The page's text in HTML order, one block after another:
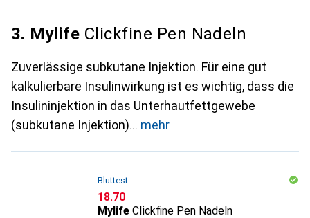
3. Mylife Clickfine Pen Nadeln
Zuverlässige subkutane Injektion. Für eine gut
kalkulierbare Insulinwirkung ist es wichtig, dass die
Insulininjektion in das Unterhautfettgewebe
(subkutane Injektion)
mehr
Bluttest
CHF
18.70
Mylife Clickfine Pen Nadeln